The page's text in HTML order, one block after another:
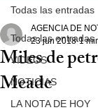
Todas las entradas
VIDEOS
NOTICIAS
LA NOTA DE HOY
Todas las entradas
Miles de
Meade
AGENCIA DE
23 jun 2018 1